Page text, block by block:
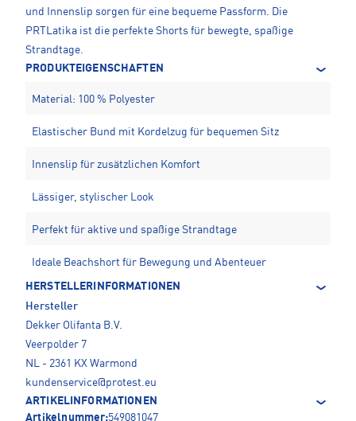
und Innenslip sorgen für eine bequeme Passform. Die
PRTLatika ist die perfekte Shorts für bewegte, spaßige
Strandtage.
PRODUKTEIGENSCHAFTEN
Material: 100 % Polyester
Elastischer Bund mit Kordelzug für bequemen Sitz
Innenslip für zusätzlichen Komfort
Lässiger, stylischer Look
Perfekt für aktive und spaßige Strandtage
Ideale Beachshort für Bewegung und Abenteuer
HERSTELLERINFORMATIONEN
Hersteller
Dekker Olifanta B.V.
Veerpolder 7
NL - 2361 KX Warmond
kundenservice@protest.eu
ARTIKELINFORMATIONEN
Artikelnummer:549081047